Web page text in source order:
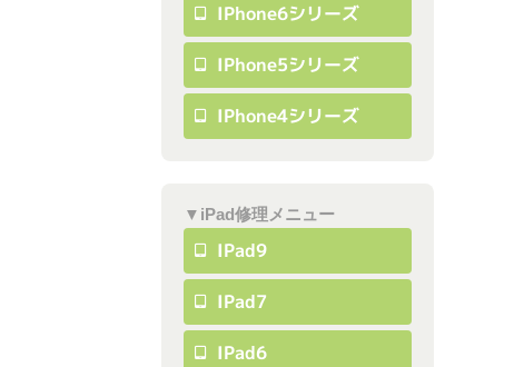
IPhone6シリーズ
IPhone5シリーズ
IPhone4シリーズ
▼iPad修理メニュー
IPad9
IPad7
IPad6